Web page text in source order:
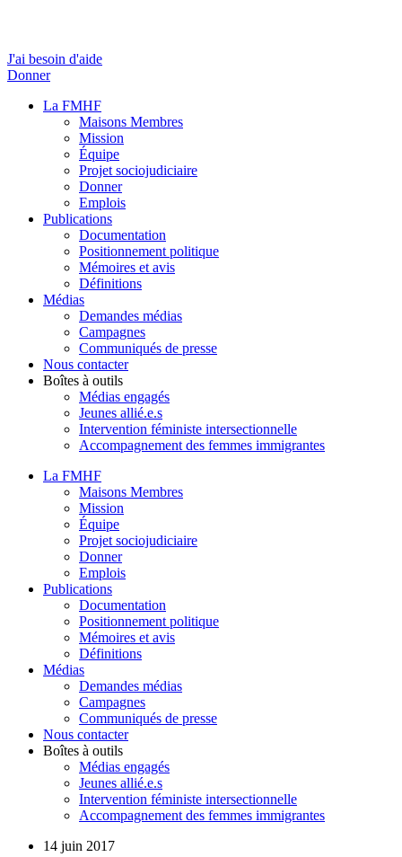
J'ai besoin d'aide
Donner
La FMHF
Maisons Membres
Mission
Équipe
Projet sociojudiciaire
Donner
Emplois
Publications
Documentation
Positionnement politique
Mémoires et avis
Définitions
Médias
Demandes médias
Campagnes
Communiqués de presse
Nous contacter
Boîtes à outils
Médias engagés
Jeunes allié.e.s
Intervention féministe intersectionnelle
Accompagnement des femmes immigrantes
La FMHF
Maisons Membres
Mission
Équipe
Projet sociojudiciaire
Donner
Emplois
Publications
Documentation
Positionnement politique
Mémoires et avis
Définitions
Médias
Demandes médias
Campagnes
Communiqués de presse
Nous contacter
Boîtes à outils
Médias engagés
Jeunes allié.e.s
Intervention féministe intersectionnelle
Accompagnement des femmes immigrantes
14 juin 2017